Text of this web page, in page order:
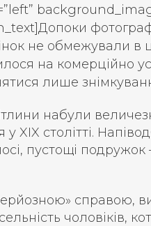
не обмежували в
на комерційно
лише
набули
у XIX столітті.
пустощі
справою,
чоловіків,